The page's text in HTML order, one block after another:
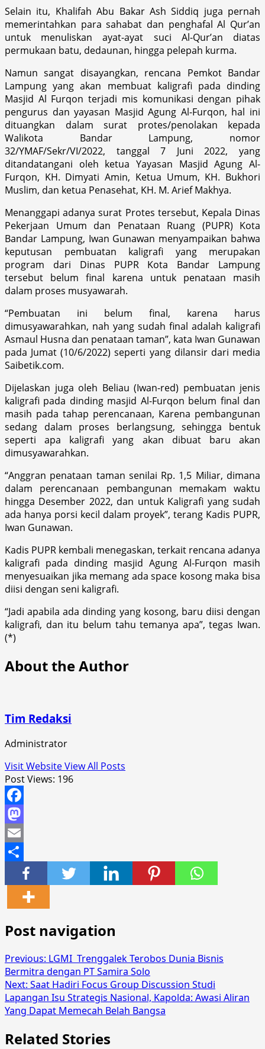
Selain itu, Khalifah Abu Bakar Ash Siddiq juga pernah
memerintahkan para sahabat dan penghafal Al Qur’an
untuk menuliskan ayat-ayat suci Al-Qur’an diatas
permukaan batu, dedaunan, hingga pelepah kurma.
Namun sangat disayangkan, rencana Pemkot Bandar
Lampung yang akan membuat kaligrafi pada dinding
Masjid Al Furqon terjadi mis komunikasi dengan pihak
pengurus dan yayasan Masjid Agung Al-Furqon, hal ini
dituangkan dalam surat protes/penolakan kepada
Walikota Bandar Lampung, nomor
32/YMAF/Sekr/VI/2022, tanggal 7 Juni 2022, yang
ditandatangani oleh ketua Yayasan Masjid Agung Al-
Furqon, KH. Dimyati Amin, Ketua Umum, KH. Bukhori
Muslim, dan ketua Penasehat, KH. M. Arief Makhya.
Menanggapi adanya surat Protes tersebut, Kepala Dinas
Pekerjaan Umum dan Penataan Ruang (PUPR) Kota
Bandar Lampung, Iwan Gunawan menyampaikan bahwa
keputusan pembuatan kaligrafi yang merupakan
program dari Dinas PUPR Kota Bandar Lampung
tersebut belum final karena untuk penataan masih
dalam proses musyawarah.
“Pembuatan ini belum final, karena harus
dimusyawarahkan, nah yang sudah final adalah kaligrafi
Asmaul Husna dan penataan taman”, kata Iwan Gunawan
pada Jumat (10/6/2022) seperti yang dilansir dari media
Saibetik.com.
Dijelaskan juga oleh Beliau (Iwan-red) pembuatan jenis
kaligrafi pada dinding masjid Al-Furqon belum final dan
masih pada tahap perencanaan, Karena pembangunan
sedang dalam proses berlangsung, sehingga bentuk
seperti apa kaligrafi yang akan dibuat baru akan
dimusyawarahkan.
“Anggran penataan taman senilai Rp. 1,5 Miliar, dimana
dalam perencanaan pembangunan memakam waktu
hingga Desember 2022, dan untuk Kaligrafi yang sudah
ada hanya porsi kecil dalam proyek”, terang Kadis PUPR,
Iwan Gunawan.
Kadis PUPR kembali menegaskan, terkait rencana adanya
kaligrafi pada dinding masjid Agung Al-Furqon masih
menyesuaikan jika memang ada space kosong maka bisa
diisi dengan seni kaligrafi.
“Jadi apabila ada dinding yang kosong, baru diisi dengan
kaligrafi, dan itu belum tahu temanya apa”, tegas Iwan.
(*)
About the Author
Tim Redaksi
Administrator
Visit WebsiteView All Posts
Post Views: 196
Facebook
Mastodon
Email
Share
Post navigation
Previous: LGMI Trenggalek Terobos Dunia Bisnis
Bermitra dengan PT Samira Solo
Next: Saat Hadiri Focus Group Discussion Studi
Lapangan Isu Strategis Nasional, Kapolda: Awasi Aliran
Yang Dapat Memecah Belah Bangsa
Related Stories